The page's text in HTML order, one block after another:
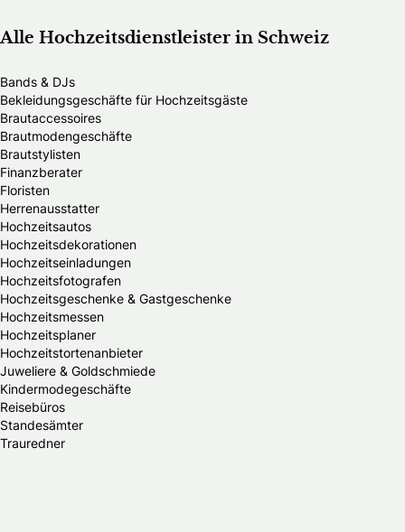
Alle Hochzeitsdienstleister in Schweiz
Bands & DJs
Bekleidungsgeschäfte für Hochzeitsgäste
Brautaccessoires
Brautmodengeschäfte
Brautstylisten
Finanzberater
Floristen
Herrenausstatter
Hochzeitsautos
Hochzeitsdekorationen
Hochzeitseinladungen
Hochzeitsfotografen
Hochzeitsgeschenke & Gastgeschenke
Hochzeitsmessen
Hochzeitsplaner
Hochzeitstortenanbieter
Juweliere & Goldschmiede
Kindermodegeschäfte
Reisebüros
Standesämter
Trauredner